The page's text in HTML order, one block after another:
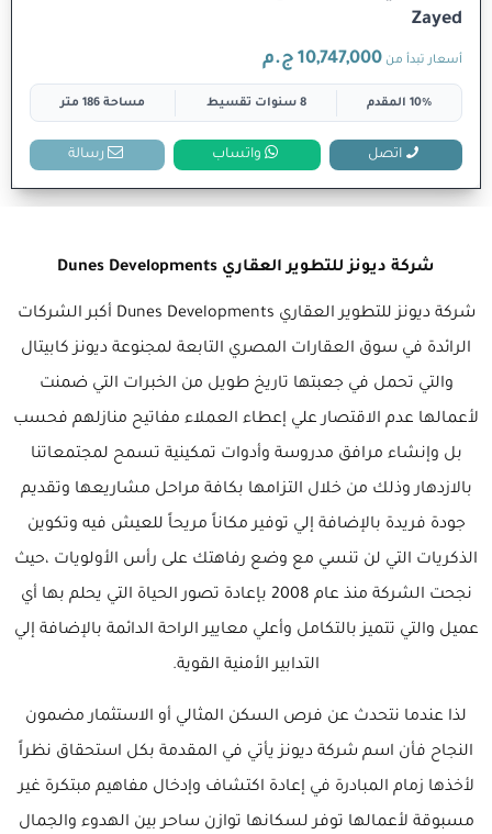
Zayed
أسعار تبدأ من 10,747,000 ج.م
10% المقدم 8 سنوات تقسيط مساحة 186 متر
اتصل واتساب رسالة
شركة ديونز للتطوير العقاري Dunes Developments
شركة ديونز للتطوير العقاري Dunes Developments أكبر الشركات
الرائدة في سوق العقارات المصري التابعة لمجنوعة ديونز كابيتال
والتي تحمل في جعبتها تاريخ طويل من الخبرات التي ضمنت
لأعمالها عدم الاقتصار علي إعطاء العملاء مفاتيح منازلهم فحسب
بل وإنشاء مرافق مدروسة وأدوات تمكينية تسمح لمجتمعاتنا
بالازدهار وذلك من خلال التزامها بكافة مراحل مشاريعها وتقديم
جودة فريدة بالإضافة إلي توفير مكاناً مريحاً للعيش فيه وتكوين
الذكريات التي لن تنسي مع وضع رفاهتك على رأس الأولويات ،حيث
نجحت الشركة منذ عام 2008 بإعادة تصور الحياة التي يحلم بها أي
عميل والتي تتميز بالتكامل وأعلي معايير الراحة الدائمة بالإضافة إلي
التدابير الأمنية القوية.
لذا عندما نتحدث عن فرص السكن المثالي أو الاستثمار مضمون
النجاح فأن اسم شركة ديونز يأتي في المقدمة بكل استحقاق نظراً
لأخذها زمام المبادرة في إعادة اكتشاف وإدخال مفاهيم مبتكرة غير
مسبوقة لأعمالها توفر لسكانها توازن ساحر بين الهدوء والجمال